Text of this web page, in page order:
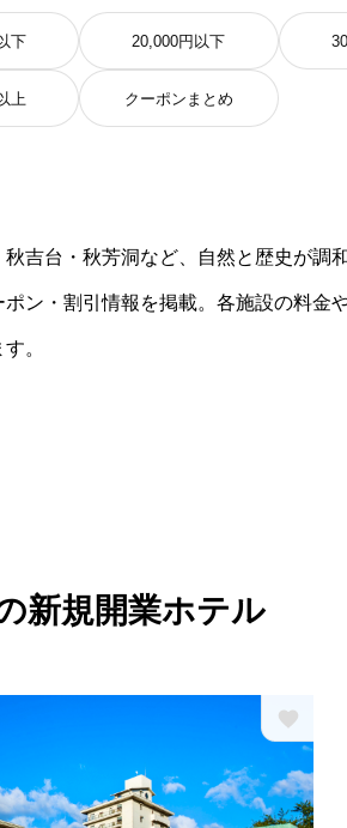
下 20,000円以下
上 クーポンまとめ
吉台・秋芳洞など、自然と歴史が調
ン・割引情報を掲載。各施設の料金
。
新規開業ホテル